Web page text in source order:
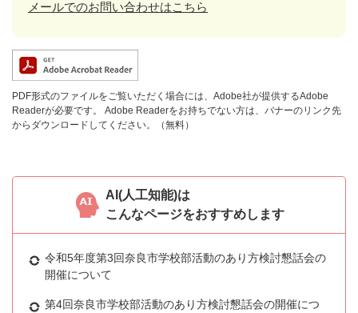
メールでのお問い合わせはこちら
PDF形式のファイルをご覧いただく場合には、Adobe社が提供するAdobe
Readerが必要です。
Adobe Readerをお持ちでない方は、バナーのリンク先
からダウンロードしてください。（無料）
AI(人工知能)は
こんなページをおすすめします
令和5年度第3回奈良市学校部活動のあり方検討懇話会の
開催について
第4回奈良市学校部活動のあり方検討懇話会の開催につ